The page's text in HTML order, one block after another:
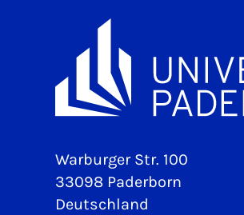
Warburger Str. 100
33098 Paderborn
Deutschland